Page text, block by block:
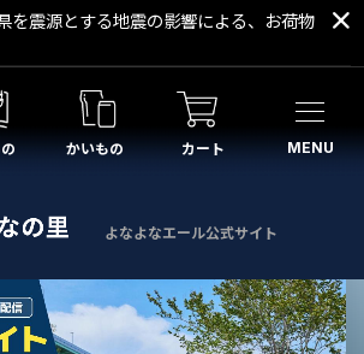
を震源とする地震の影響による、お荷物
かいもの カート MENU
よなよなエール公式サイト